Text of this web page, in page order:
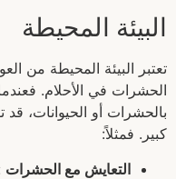
البيئة المحيطة
تعتبر البيئة المحيطة من
الحشرات في الأحلام.
بالحشرات أو الحيوانات،
كبير. فمثلاً:
التعايش مع الحشرات